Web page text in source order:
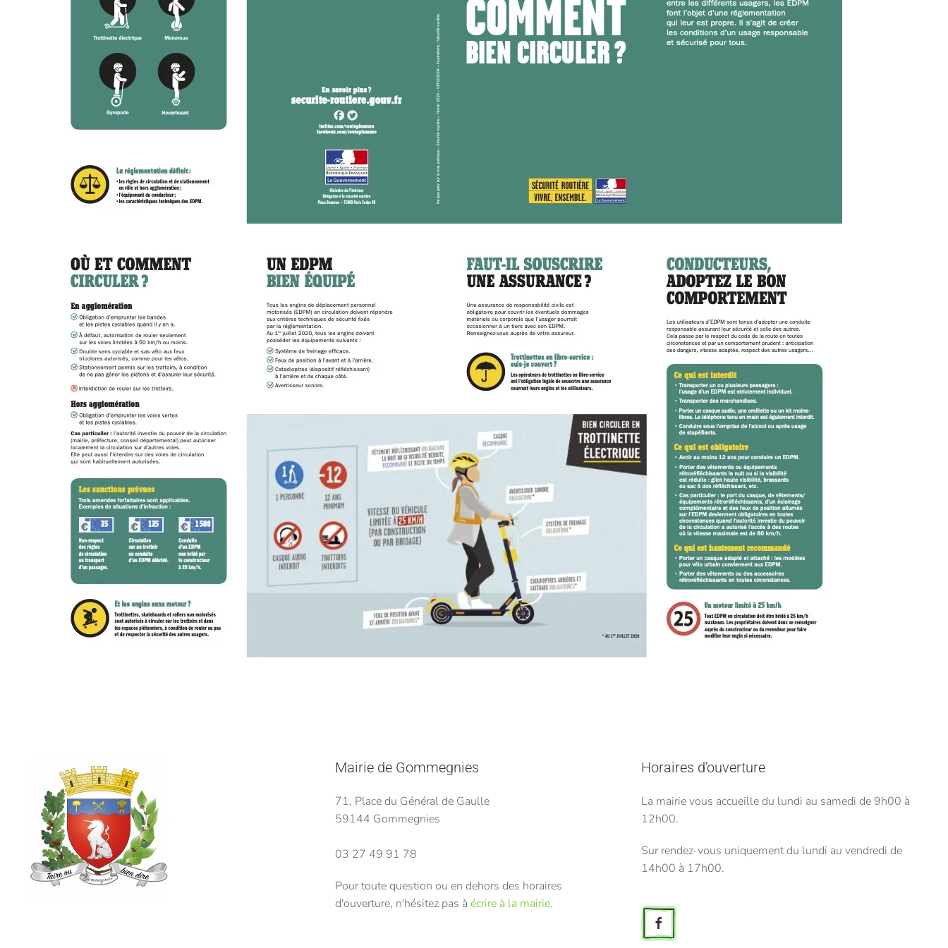
Mairie de Gommegnies
71, Place du Général de Gaulle
59144 Gommegnies
03 27 49 91 78
Pour toute question ou en dehors des horaires
d'ouverture, n'hésitez pas à écrire à la mairie.
Horaires d'ouverture
La mairie vous accueille du lundi au samedi de 9h00 à
12h00.
Sur rendez-vous uniquement du lundi au vendredi de
14h00 à 17h00.